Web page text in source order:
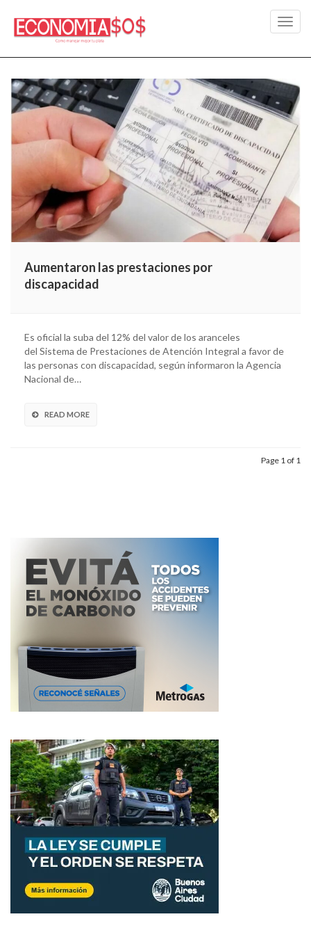
Aumentaron las prestaciones por
discapacidad
Es oficial la suba del 12% del valor de los aranceles
del Sistema de Prestaciones de Atención Integral a favor de
las personas con discapacidad, según informaron la Agencia
Nacional de…
READ MORE
Page 1 of 1